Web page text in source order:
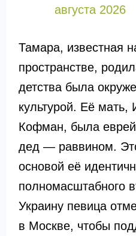
августа 2026
Тамара, известная
пространстве,
детства была
культурой. Её
Кофман, была
дед — раввином.
основой её
полномасштабного
Украину певица
в Москве, чтобы